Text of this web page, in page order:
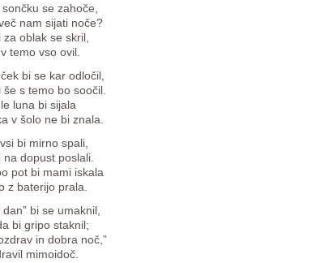
se zahoče,
nam sijati noče?
za oblak se skril,
temo vso ovil.
bi se kar odločil,
še s temo bo soočil.
luna bi sijala
v šolo ne bi znala.
bi mirno spali,
na dopust poslali.
pot bi mami iskala
z baterijo prala.
dan” bi se umaknil,
bi gripo staknil;
in dobra noč,”
mimoidoč.